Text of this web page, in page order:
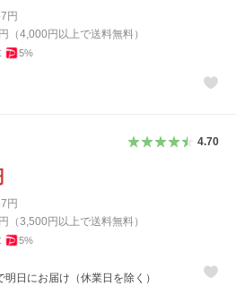
円
円 （4,000 円以上で送料無料）
5%
4.70
円
円 （3,500 円以上で送料無料）
5%
日にお届け（休業日を除く）